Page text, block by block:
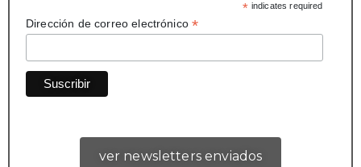
* indicates required
Dirección de correo electrónico*
ver newsletters enviados